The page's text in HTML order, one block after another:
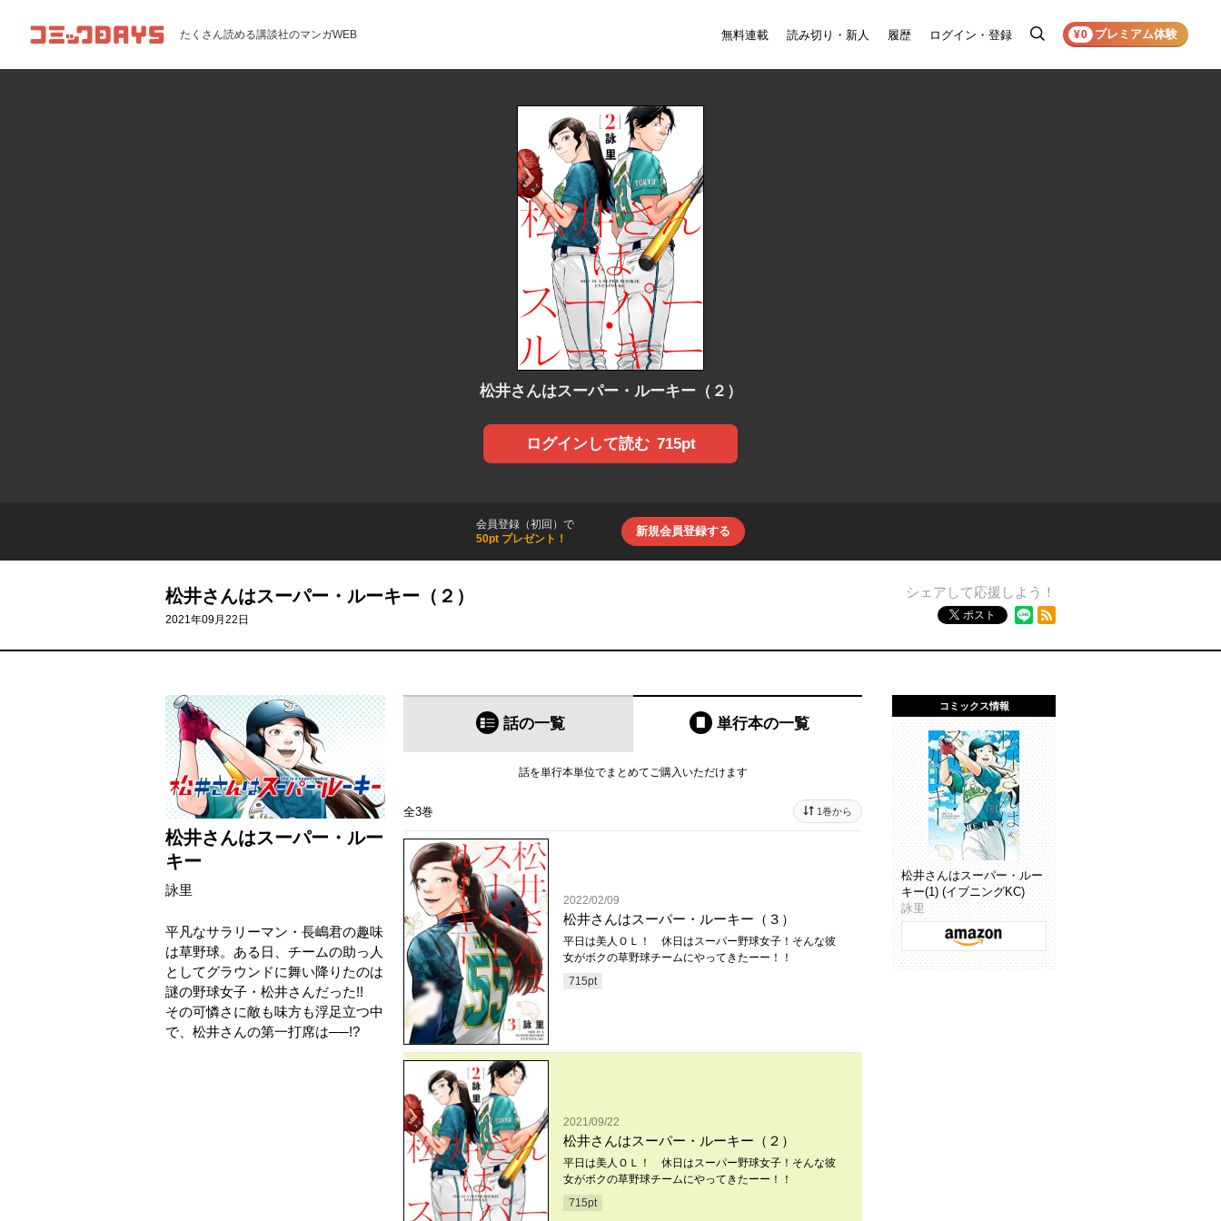
コミックDAYS たくさん読める講談社のマンガWEB 無料連載 読み切り・新人 履歴 ログイン・登録
検
¥0 プレミアム体験
松井さんはスーパー・ルーキー（２）
ログインして読む 715pt
会員登録（初回）で
50pt プレゼント！
新規会員登録する
松井さんはスーパー・ルーキー（２）
2021年09月22日
シェアして応援しよう！
ポスト
松井さんはスーパー・ルー
キー
詠里
平凡なサラリーマン・長嶋君の趣味
は草野球。ある日、チームの助っ人
としてグラウンドに舞い降りたのは
謎の野球女子・松井さんだった!!
その可憐さに敵も味方も浮足立つ中
で、松井さんの第一打席は──!?
話の一覧 単行本の一覧
話を単行本単位でまとめてご購入いただけます
全3巻 1巻から
2022/02/09
松井さんはスーパー・ルーキー（３）
平日は美人ＯＬ！ 休日はスーパー野球女子！そんな彼
女がボクの草野球チームにやってきたーー！！
715pt
2021/09/22
松井さんはスーパー・ルーキー（２）
平日は美人ＯＬ！ 休日はスーパー野球女子！そんな彼
女がボクの草野球チームにやってきたーー！！
715pt
コミックス情報
松井さんはスーパー・ルー
キー(1) (イブニングKC)
詠里